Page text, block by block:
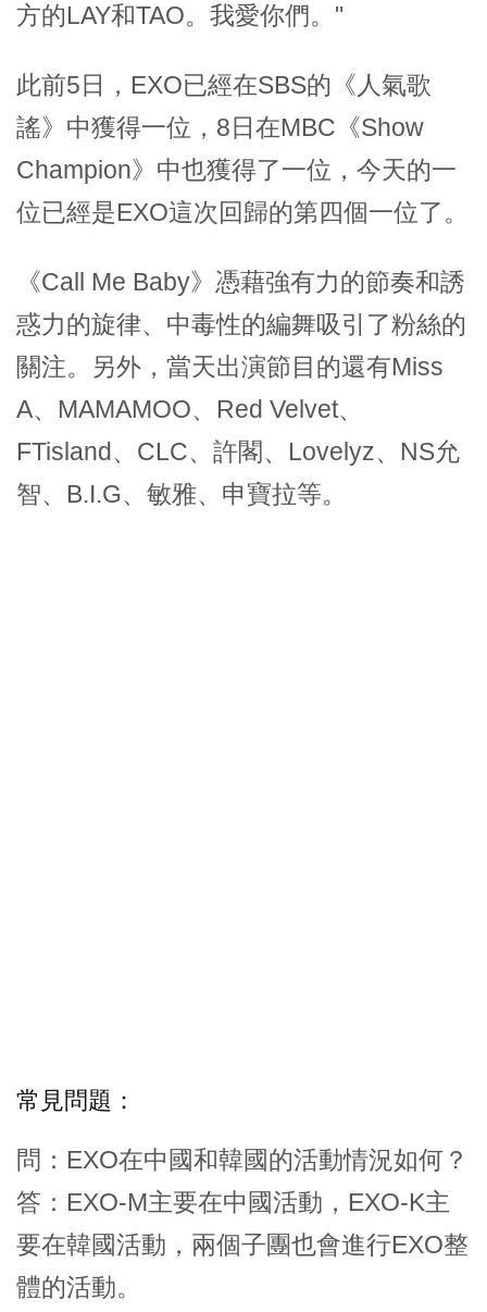
方的LAY和TAO。我愛你們。"
此前5日，EXO已經在SBS的《人氣歌
謠》中獲得一位，8日在MBC《Show
Champion》中也獲得了一位，今天的一
位已經是EXO這次回歸的第四個一位了。
《Call Me Baby》憑藉強有力的節奏和誘
惑力的旋律、中毒性的編舞吸引了粉絲的
關注。另外，當天出演節目的還有Miss
A、MAMAMOO、Red Velvet、
FTisland、CLC、許閣、Lovelyz、NS允
智、B.I.G、敏雅、申寶拉等。
常見問題：
問：EXO在中國和韓國的活動情況如何？
答：EXO-M主要在中國活動，EXO-K主
要在韓國活動，兩個子團也會進行EXO整
體的活動。